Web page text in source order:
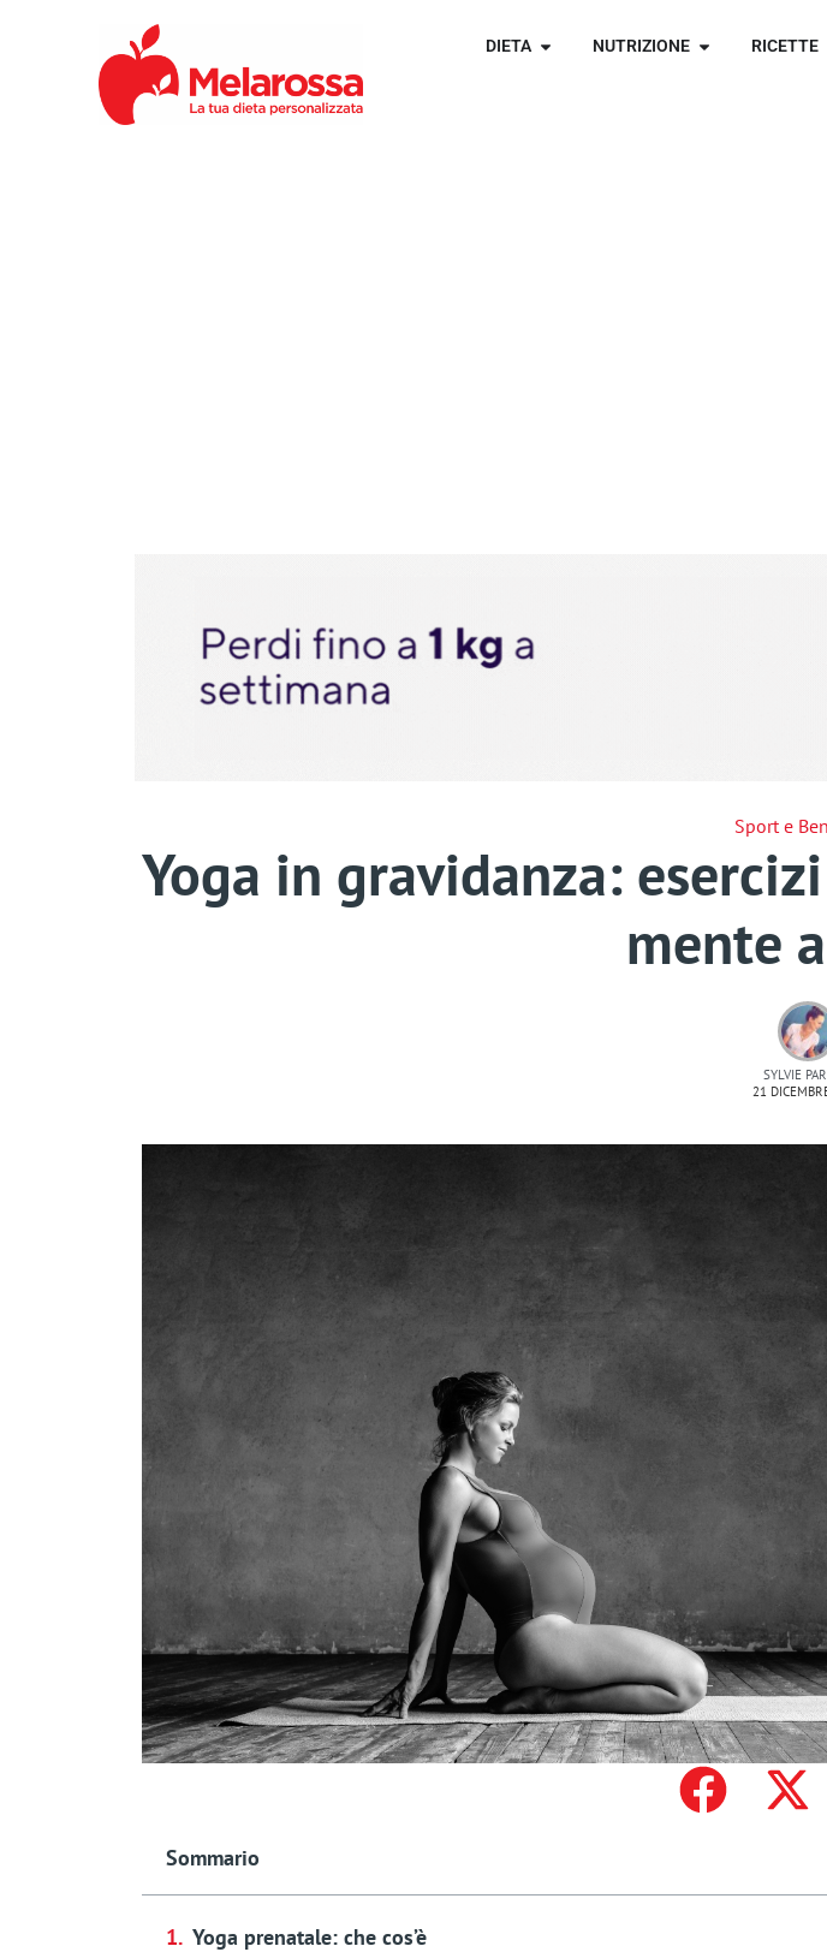
DIETA NUTRIZIONE RICETTE
Sport e
Yoga in gravidanza:
mente
SYLVIE
21
Sommario
Yoga prenatale: che cos’è